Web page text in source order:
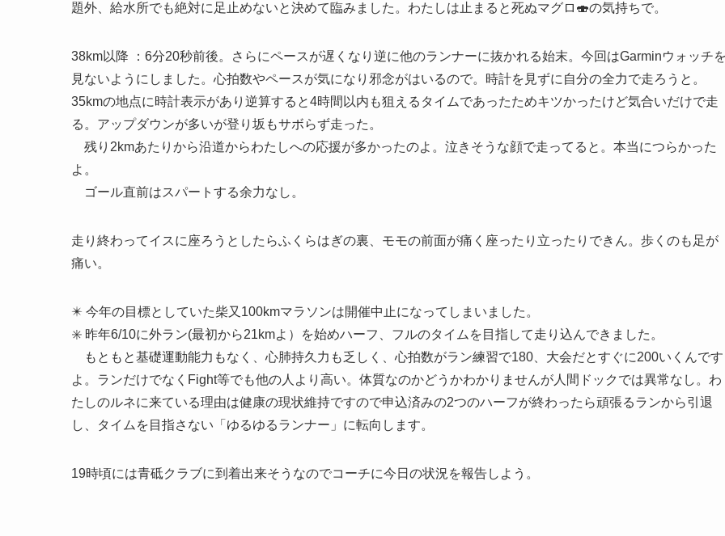
題外、給水所でも絶対に足止めないと決めて臨みました。わたしは止まると死ぬマグロ🍣の気持ちで。
38km以降 ：6分20秒前後。さらにペースが遅くなり逆に他のランナーに抜かれる始末。今回はGarminウォッチ
見ないようにしました。心拍数やペースが気になり邪念がはいるので。時計を見ずに自分の全力で走ろうと。
35kmの地点に時計表示があり逆算すると4時間以内も狙えるタイムであったためキツかったけど気合いだけで走
る。アップダウンが多いが登り坂もサボらず走った。
残り2kmあたりから沿道からわたしへの応援が多かったのよ。泣きそうな顔で走ってると。本当につらかった
よ。
ゴール直前はスパートする余力なし。
走り終わってイスに座ろうとしたらふくらはぎの裏、モモの前面が痛く座ったり立ったりできん。歩くのも足が
痛い。
✴️ 今年の目標としていた柴又100kmマラソンは開催中止になってしまいました。
✳️ 昨年6/10に外ラン(最初から21kmよ）を始めハーフ、フルのタイムを目指して走り込んできました。
もともと基礎運動能力もなく、心肺持久力も乏しく、心拍数がラン練習で180、大会だとすぐに200いくんです
よ。ランだけでなくFight等でも他の人より高い。体質なのかどうかわかりませんが人間ドックでは異常なし。わ
たしのルネに来ている理由は健康の現状維持ですので申込済みの2つのハーフが終わったら頑張るランから引退
し、タイムを目指さない「ゆるゆるランナー」に転向します。
19時頃には青砥クラブに到着出来そうなのでコーチに今日の状況を報告しよう。